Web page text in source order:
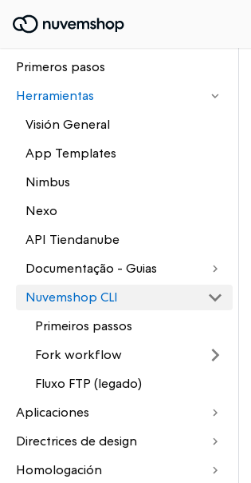
Primeros pasos
Herramientas
Visión General
App Templates
Nimbus
Nexo
API Tiendanube
Documentação - Guias
Nuvemshop CLI
Primeiros passos
Fork workflow
Fluxo FTP (legado)
Aplicaciones
Directrices de design
Homologación